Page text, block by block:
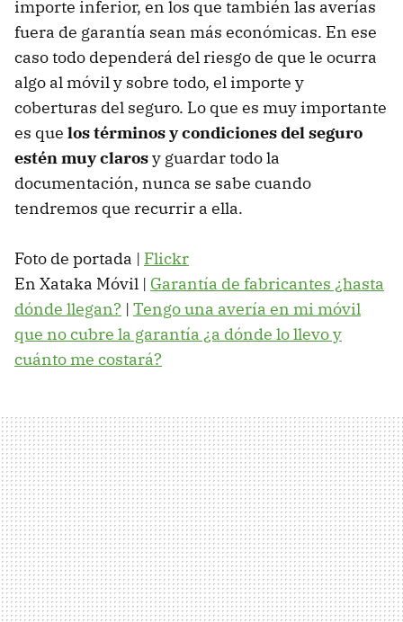
importe inferior, en los que también las averías
fuera de garantía sean más económicas. En ese
caso todo dependerá del riesgo de que le ocurra
algo al móvil y sobre todo, el importe y
coberturas del seguro. Lo que es muy importante
es que los términos y condiciones del seguro
estén muy clarosy guardar todo la
documentación, nunca se sabe cuando
tendremos que recurrir a ella.
Foto de portada | Flickr
En Xataka Móvil | Garantía de fabricantes ¿hasta
dónde llegan? | Tengo una avería en mi móvil
que no cubre la garantía ¿a dónde lo llevo y
cuánto me costará?